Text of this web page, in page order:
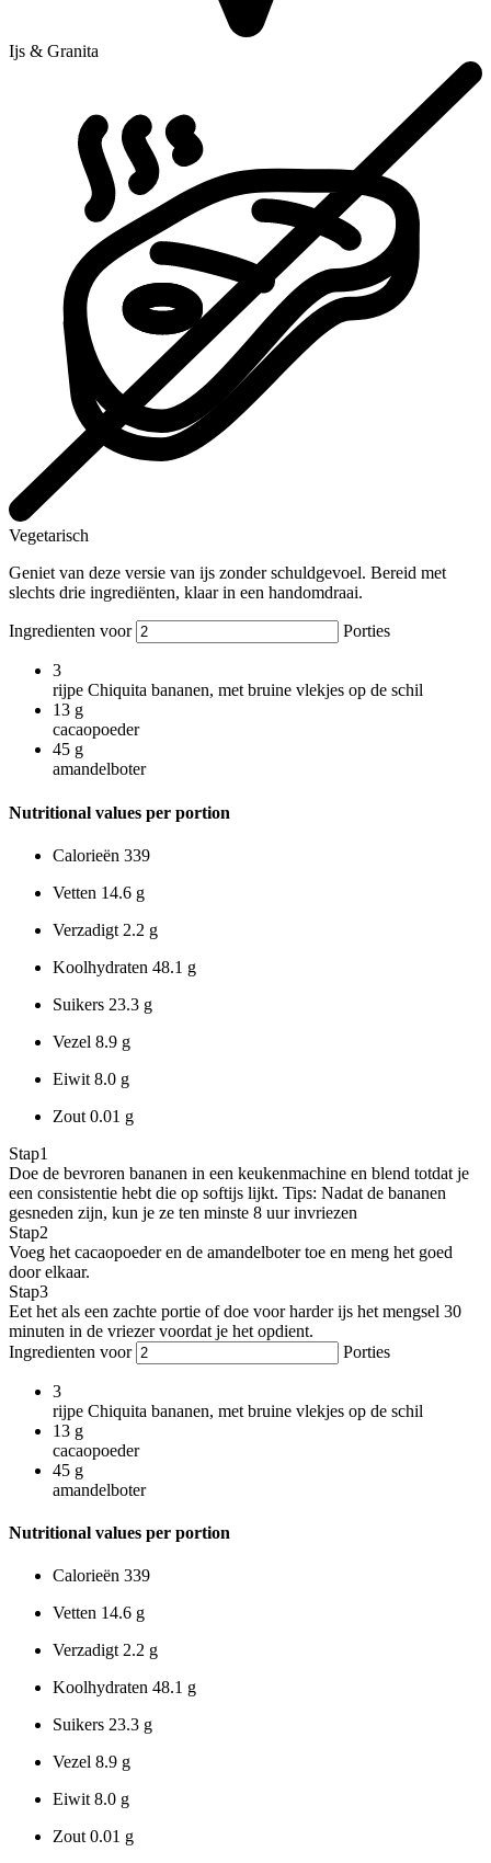
Ijs & Granita
Vegetarisch
Geniet van deze versie van ijs zonder schuldgevoel. Bereid met
slechts drie ingrediënten, klaar in een handomdraai.
Ingredienten voor Porties
3
rijpe Chiquita bananen, met bruine vlekjes op de schil
13 g
cacaopoeder
45 g
amandelboter
Nutritional values per portion
Calorieën 339
Vetten 14.6 g
Verzadigt 2.2 g
Koolhydraten 48.1 g
Suikers 23.3 g
Vezel 8.9 g
Eiwit 8.0 g
Zout 0.01 g
Stap1
Doe de bevroren bananen in een keukenmachine en blend totdat je
een consistentie hebt die op softijs lijkt. Tips: Nadat de bananen
gesneden zijn, kun je ze ten minste 8 uur invriezen
Stap2
Voeg het cacaopoeder en de amandelboter toe en meng het goed
door elkaar.
Stap3
Eet het als een zachte portie of doe voor harder ijs het mengsel 30
minuten in de vriezer voordat je het opdient.
Ingredienten voor
Porties
3
rijpe Chiquita bananen, met bruine vlekjes op de schil
13 g
cacaopoeder
45 g
amandelboter
Nutritional values per portion
Calorieën 339
Vetten 14.6 g
Verzadigt2.2 g
Koolhydraten 48.1 g
Suikers 23.3 g
Vezel 8.9 g
Eiwit8.0 g
Zout0.01 g